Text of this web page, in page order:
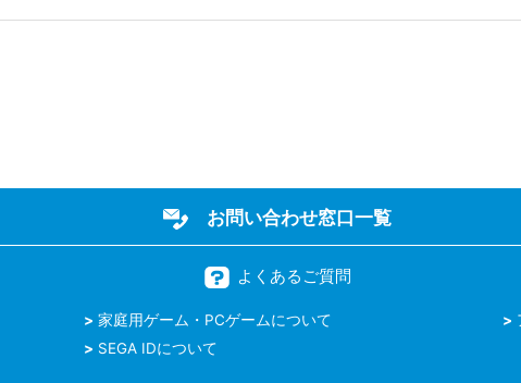
お問い合わせ窓口一覧
よくあるご質問
家庭用ゲーム・PCゲームについて
SEGA IDについて